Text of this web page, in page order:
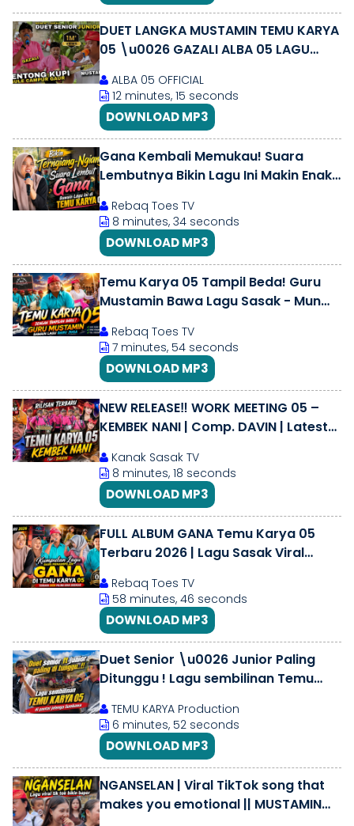
DUET LANGKA MUSTAMIN TEMU KARYA
05 \u0026 GAZALI ALBA 05 LAGU
CAMPUR GAUR
ALBA 05 OFFICIAL
12 minutes, 15 seconds
DOWNLOAD MP3
Gana Kembali Memukau! Suara
Lembutnya Bikin Lagu Ini Makin Enak
Rebaq Toes TV
8 minutes, 34 seconds
DOWNLOAD MP3
Temu Karya 05 Tampil Beda! Guru
Mustamin Bawa Lagu Sasak - Mun
Rebaq Toes TV
7 minutes, 54 seconds
DOWNLOAD MP3
NEW RELEASE‼️ WORK MEETING 05 –
KEMBEK NANI | Comp. DAVIN | Latest
Kanak Sasak TV
8 minutes, 18 seconds
DOWNLOAD MP3
FULL ALBUM GANA Temu Karya 05
Terbaru 2026 | Lagu Sasak Viral
Rebaq Toes TV
58 minutes, 46 seconds
DOWNLOAD MP3
Duet Senior \u0026 Junior Paling
Ditunggu ! Lagu sembilinan Temu
TEMU KARYA Production
6 minutes, 52 seconds
DOWNLOAD MP3
NGANSELAN | Viral TikTok song that
makes you emotional || MUSTAMIN